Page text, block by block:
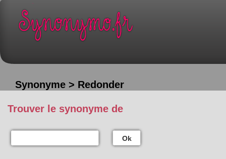
Synonyme > Redonder
Trouver le synonyme de
Ok